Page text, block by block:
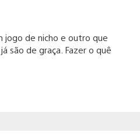
jogo de nicho e outro que
são de graça. Fazer o quê